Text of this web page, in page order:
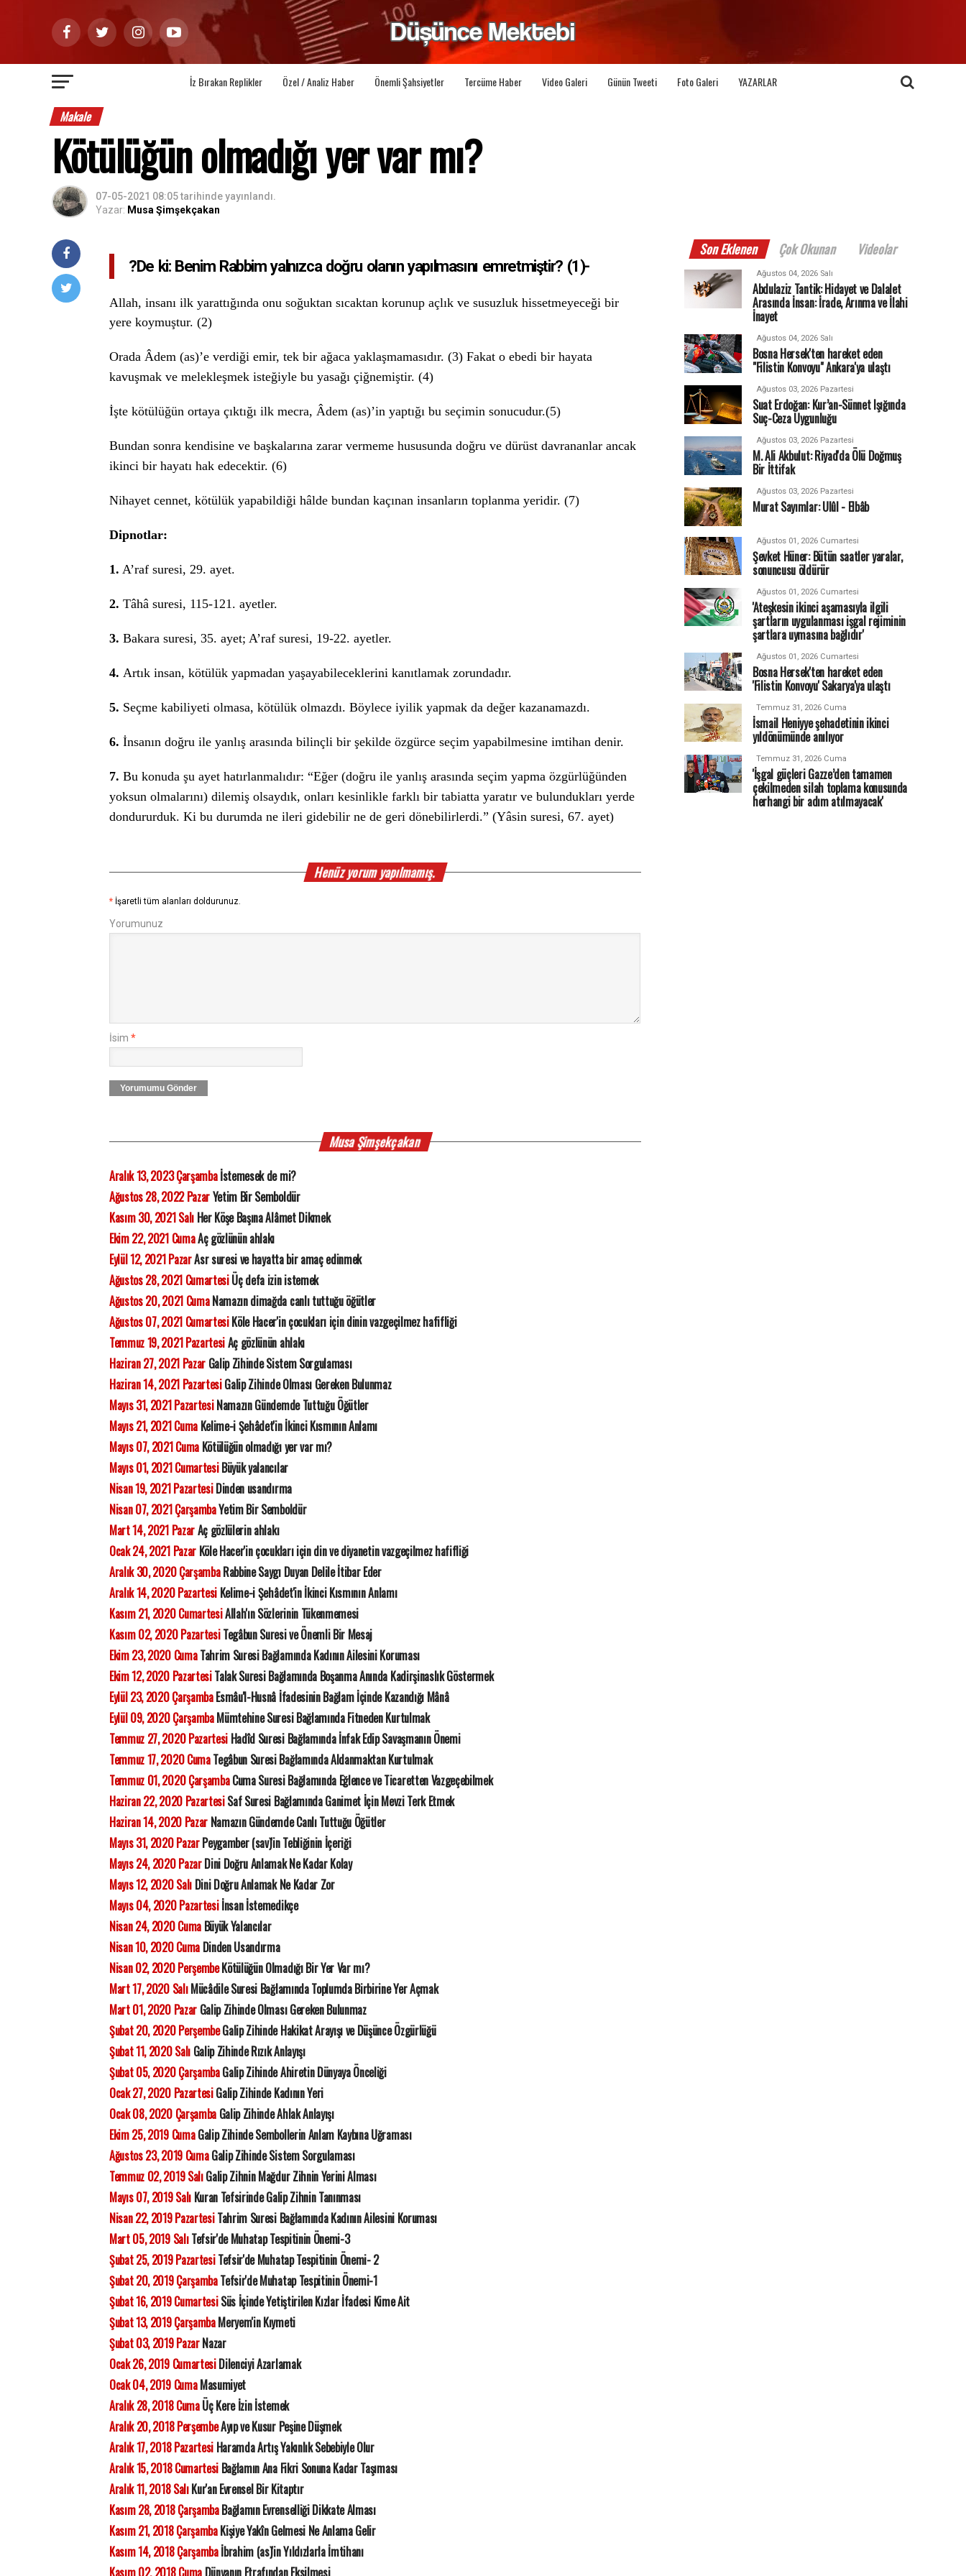
İz Bırakan Replikler Özel / Analiz Haber Önemli Şahsiyetler Tercüme Haber Video Galeri Günün Tweeti Foto Galeri YAZARLAR
Makale
Kötülüğün olmadığı yer var mı?
07-05-2021 08:05tarihinde yayınlandı.
Yazar: Musa Şimşekçakan
?De ki: Benim Rabbim yalnızca doğru olanın yapılmasını emretmiştir? (1)-
Allah, insanı ilk yarattığında onu soğuktan sıcaktan korunup açlık ve susuzluk hissetmeyeceği bir
yere koymuştur. (2)
Orada Âdem (as)’e verdiği emir, tek bir ağaca yaklaşmamasıdır. (3) Fakat o ebedi bir hayata
kavuşmak ve melekleşmek isteğiyle bu yasağı çiğnemiştir. (4)
İşte kötülüğün ortaya çıktığı ilk mecra, Âdem (as)’in yaptığı bu seçimin sonucudur.(5)
Bundan sonra kendisine ve başkalarına zarar vermeme hususunda doğru ve dürüst davrananlar ancak
ikinci bir hayatı hak edecektir. (6)
Nihayet cennet, kötülük yapabildiği hâlde bundan kaçınan insanların toplanma yeridir. (7)
Dipnotlar:
1. A’raf suresi, 29. ayet.
2. Tâhâ suresi, 115-121. ayetler.
3. Bakara suresi, 35. ayet; A’raf suresi, 19-22. ayetler.
4. Artık insan, kötülük yapmadan yaşayabileceklerini kanıtlamak zorundadır.
5. Seçme kabiliyeti olmasa, kötülük olmazdı. Böylece iyilik yapmak da değer kazanamazdı.
6. İnsanın doğru ile yanlış arasında bilinçli bir şekilde özgürce seçim yapabilmesine imtihan denir.
7. Bu konuda şu ayet hatırlanmalıdır: “Eğer (doğru ile yanlış arasında seçim yapma özgürlüğünden
yoksun olmalarını) dilemiş olsaydık, onları kesinlikle farklı bir tabiatta yaratır ve bulundukları yerde
dondururduk. Ki bu durumda ne ileri gidebilir ne de geri dönebilirlerdi.” (Yâsin suresi, 67. ayet)
Henüz yorum yapılmamış.
* İşaretli tüm alanları doldurunuz.
Yorumunuz
İsim *
Yorumumu Gönder
Musa Şimşekçakan
Aralık 13, 2023 Çarşambaİstemesek de mi?
Ağustos 28, 2022 PazarYetim Bir Semboldür
Kasım 30, 2021 SalıHer Köşe Başına Alâmet Dikmek
Ekim 22, 2021 CumaAç gözlünün ahlakı
Eylül 12, 2021 PazarAsr suresi ve hayatta bir amaç edinmek
Ağustos 28, 2021 CumartesiÜç defa izin istemek
Ağustos 20, 2021 CumaNamazın dimağda canlı tuttuğu öğütler
Ağustos 07, 2021 CumartesiKöle Hacer'in çocukları için dinin vazgeçilmez hafifliği
Temmuz 19, 2021 PazartesiAç gözlünün ahlakı
Haziran 27, 2021 PazarGalip Zihinde Sistem Sorgulaması
Haziran 14, 2021 PazartesiGalip Zihinde Olması Gereken Bulunmaz
Mayıs 31, 2021 PazartesiNamazın Gündemde Tuttuğu Öğütler
Mayıs 21, 2021 CumaKelime-i Şehâdet'in İkinci Kısmının Anlamı
Mayıs 07, 2021 CumaKötülüğün olmadığı yer var mı?
Mayıs 01, 2021 CumartesiBüyük yalancılar
Nisan 19, 2021 PazartesiDinden usandırma
Nisan 07, 2021 ÇarşambaYetim Bir Semboldür
Mart 14, 2021 PazarAç gözlülerin ahlakı
Ocak 24, 2021 PazarKöle Hacer'in çocukları için din ve diyanetin vazgeçilmez hafifliği
Aralık 30, 2020 ÇarşambaRabbine Saygı Duyan Delile İtibar Eder
Aralık 14, 2020 Pazartesi Kelime-i Şehâdet'in İkinci Kısmının Anlamı
Kasım 21, 2020 CumartesiAllah'ın Sözlerinin Tükenmemesi
Kasım 02, 2020 PazartesiTegâbun Suresi ve Önemli Bir Mesaj
Ekim 23, 2020 CumaTahrim Suresi Bağlamında Kadının Ailesini Koruması
Ekim 12, 2020 PazartesiTalak Suresi Bağlamında Boşanma Anında Kadirşinaslık Göstermek
Eylül 23, 2020 ÇarşambaEsmâu'l-Husnâ İfadesinin Bağlam İçinde Kazandığı Mânâ
Eylül 09, 2020 ÇarşambaMümtehine Suresi Bağlamında Fitneden Kurtulmak
Temmuz 27, 2020 Pazartesi Hadîd Suresi Bağlamında İnfak Edip Savaşmanın Önemi
Temmuz 17, 2020 CumaTegâbun Suresi Bağlamında Aldanmaktan Kurtulmak
Temmuz 01, 2020 ÇarşambaCuma Suresi Bağlamında Eğlence ve Ticaretten Vazgeçebilmek
Haziran 22, 2020 PazartesiSaf Suresi Bağlamında Ganimet İçin Mevzi Terk Etmek
Haziran 14, 2020 PazarNamazın Gündemde Canlı Tuttuğu Öğütler
Mayıs 31, 2020 PazarPeygamber (sav)'in Tebliğinin İçeriği
Mayıs 24, 2020 PazarDini Doğru Anlamak Ne Kadar Kolay
Mayıs 12, 2020 SalıDini Doğru Anlamak Ne Kadar Zor
Mayıs 04, 2020 Pazartesiİnsan İstemedikçe
Nisan 24, 2020 CumaBüyük Yalancılar
Nisan 10, 2020 CumaDinden Usandırma
Nisan 02, 2020 PerşembeKötülüğün Olmadığı Bir Yer Var mı?
Mart 17, 2020 SalıMücâdile Suresi Bağlamında Toplumda Birbirine Yer Açmak
Mart 01, 2020 PazarGalip Zihinde Olması Gereken Bulunmaz
Şubat 20, 2020 PerşembeGalip Zihinde Hakikat Arayışı ve Düşünce Özgürlüğü
Şubat 11, 2020 SalıGalip Zihinde Rızık Anlayışı
Şubat 05, 2020 ÇarşambaGalip Zihinde Ahiretin Dünyaya Önceliği
Ocak 27, 2020 PazartesiGalip Zihinde Kadının Yeri
Ocak 08, 2020 ÇarşambaGalip Zihinde Ahlak Anlayışı
Ekim 25, 2019 CumaGalip Zihinde Sembollerin Anlam Kaybına Uğraması
Ağustos 23, 2019 CumaGalip Zihinde Sistem Sorgulaması
Temmuz 02, 2019 SalıGalip Zihnin Mağdur Zihnin Yerini Alması
Mayıs 07, 2019 SalıKuran Tefsirinde Galip Zihnin Tanınması
Nisan 22, 2019 PazartesiTahrim Suresi Bağlamında Kadının Ailesini Koruması
Mart 05, 2019 SalıTefsir'de Muhatap Tespitinin Önemi-3
Şubat 25, 2019 PazartesiTefsir'de Muhatap Tespitinin Önemi- 2
Şubat 20, 2019 ÇarşambaTefsir'de Muhatap Tespitinin Önemi-1
Şubat 16, 2019 CumartesiSüs İçinde Yetiştirilen Kızlar İfadesi Kime Ait
Şubat 13, 2019 ÇarşambaMeryem'in Kıymeti
Şubat 03, 2019 PazarNazar
Ocak 26, 2019 CumartesiDilenciyi Azarlamak
Ocak 04, 2019 CumaMasumiyet
Aralık 28, 2018 CumaÜç Kere İzin İstemek
Aralık 20, 2018 PerşembeAyıp ve Kusur Peşine Düşmek
Aralık 17, 2018 Pazartesi Haramda Artış Yakınlık Sebebiyle Olur
Aralık 15, 2018 Cumartesi Bağlamın Ana Fikri Sonuna Kadar Taşıması
Aralık 11, 2018 SalıKur'an Evrensel Bir Kitaptır
Kasım 28, 2018 ÇarşambaBağlamın Evrenselliği Dikkate Alması
Kasım 21, 2018 ÇarşambaKişiye Yakîn Gelmesi Ne Anlama Gelir
Kasım 14, 2018 Çarşambaİbrahim (as)'in Yıldızlarla İmtihanı
Son Eklenen Çok Okunan Videolar
Ağustos 04, 2026 Salı
Abdulaziz Tantik: Hidayet ve Dalalet
Arasında İnsan: İrade, Arınma ve İlahi
İnayet
Ağustos 04, 2026 Salı
Bosna Hersek'ten hareket eden
"Filistin Konvoyu" Ankara'ya ulaştı
Ağustos 03, 2026 Pazartesi
Suat Erdoğan: Kur’an-Sünnet Işığında
Suç-Ceza Uygunluğu
Ağustos 03, 2026 Pazartesi
M. Ali Akbulut: Riyad'da Ölü Doğmuş
Bir İttifak
Ağustos 03, 2026 Pazartesi
Murat Sayımlar: Ulûl - Elbâb
Ağustos 01, 2026 Cumartesi
Şevket Hüner: Bütün saatler yaralar,
sonuncusu öldürür
Ağustos 01, 2026 Cumartesi
'Ateşkesin ikinci aşamasıyla ilgili
şartların uygulanması işgal rejiminin
şartlara uymasına bağlıdır'
Ağustos 01, 2026 Cumartesi
Bosna Hersek'ten hareket eden
'Filistin Konvoyu' Sakarya'ya ulaştı
Temmuz 31, 2026 Cuma
İsmail Heniyye şehadetinin ikinci
yıldönümünde anılıyor
Temmuz 31, 2026 Cuma
'İşgal güçleri Gazze’den tamamen
çekilmeden silah toplama konusunda
herhangi bir adım atılmayacak'